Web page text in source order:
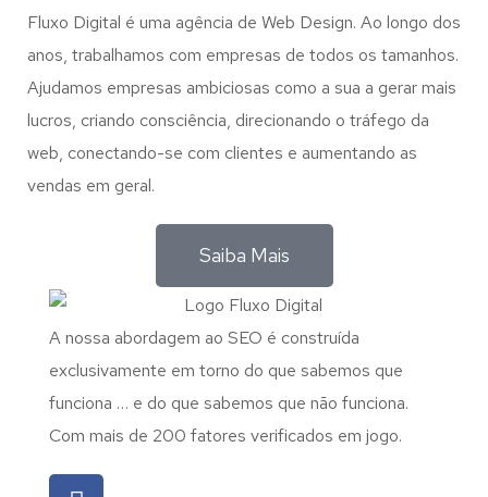
Fluxo Digital é uma agência de Web Design. Ao longo dos
anos, trabalhamos com empresas de todos os tamanhos.
Ajudamos empresas ambiciosas como a sua a gerar mais
lucros, criando consciência, direcionando o tráfego da
web, conectando-se com clientes e aumentando as
vendas em geral.
Saiba Mais
A nossa abordagem ao SEO é construída
exclusivamente em torno do que sabemos que
funciona … e do que sabemos que não funciona.
Com mais de 200 fatores verificados em jogo.